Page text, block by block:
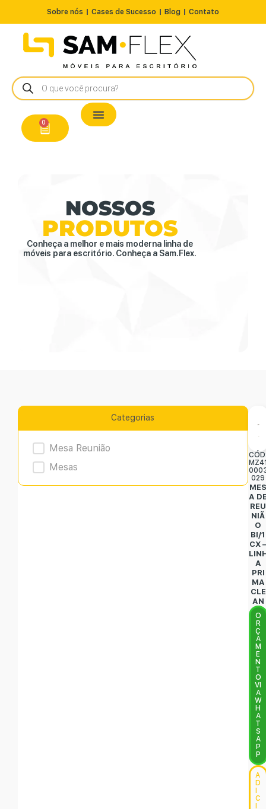
Sobre nós Cases de Sucesso Blog Contato
0
NOSSOS
PRODUTOS
Conheça a melhor e mais moderna linha de
móveis para escritório. Conheça a Sam.Flex.
Categorias
Product Archive
Mesa Reunião
Mesas
029
A
REU
NIÃ
O
BI/1
CX
A
PRI
MA
CLE
AN
O
R
Ç
A
M
E
N
T
O
VI
A
W
H
A
T
S
A
P
P
A
D
C